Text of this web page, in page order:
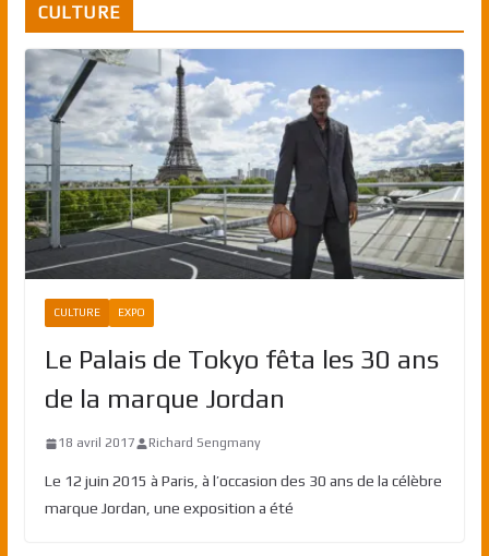
CULTURE
CULTURE EXPO
Le Palais de Tokyo fêta les 30 ans
de la marque Jordan
18 avril 2017 Richard Sengmany
Le 12 juin 2015 à Paris, à l’occasion des 30 ans de la célèbre
marque Jordan, une exposition a été